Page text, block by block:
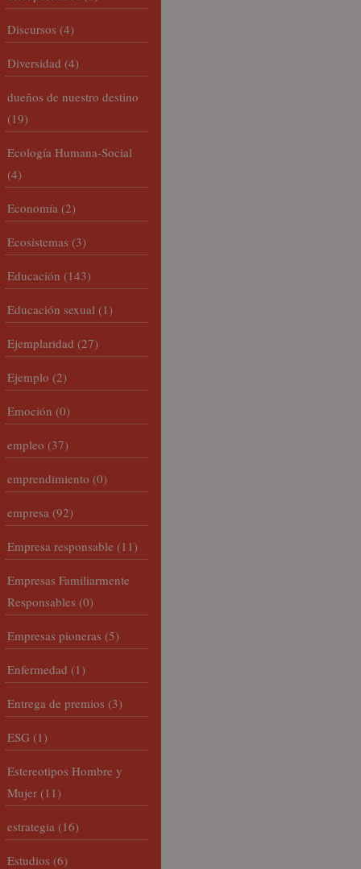
Discursos (4)
Diversidad (4)
dueños de nuestro destino
(19)
Ecología Humana-Social
(4)
Economía (2)
Ecosistemas (3)
Educación (143)
Educación sexual (1)
Ejemplaridad (27)
Ejemplo (2)
Emoción (0)
empleo (37)
emprendimiento (0)
empresa (92)
Empresa responsable (11)
Empresas Familiarmente
Responsables (0)
Empresas pioneras (5)
Enfermedad (1)
Entrega de premios (3)
ESG (1)
Estereotipos Hombre y
Mujer (11)
estrategia (16)
Estudios (6)